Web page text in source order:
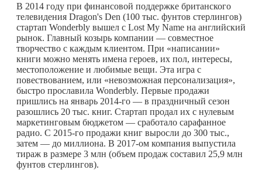
В 2014 году при финансовой поддержке британского
телевидения Dragon's Den (100 тыс. фунтов стерлингов)
стартап Wonderbly вышел с Lost My Name на английский
рынок. Главный козырь компании — совместное
творчество с каждым клиентом. При «написании»
книги можно менять имена героев, их пол, интересы,
местоположение и любимые вещи. Эта игра с
повествованием, или «невозможная персонализация»,
быстро прославила Wonderbly. Первые продажи
пришлись на январь 2014-го — в праздничный сезон
разошлись 20 тыс. книг. Стартап продал их с нулевым
маркетинговым бюджетом — сработало сарафанное
радио. С 2015-го продажи книг выросли до 300 тыс.,
затем — до миллиона. В 2017-ом компания выпустила
тираж в размере 3 млн (объем продаж составил 25,9 млн
фунтов стерлингов).